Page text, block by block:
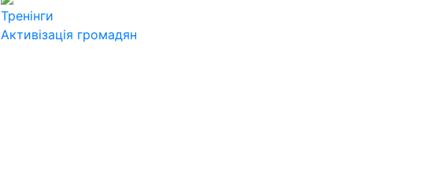
Тренінги
Активізація громадян